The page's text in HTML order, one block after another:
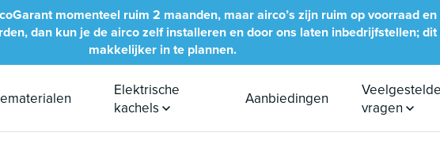
momenteel ruim 2 maanden, maar airco’s zijn ruim op voorraad
dan kun je de airco zelf installeren en door ons laten inbedrijfstellen;
makkelijker in te plannen.
Elektrische
kachels
Aanbiedingen
Veelgestelde
vragen